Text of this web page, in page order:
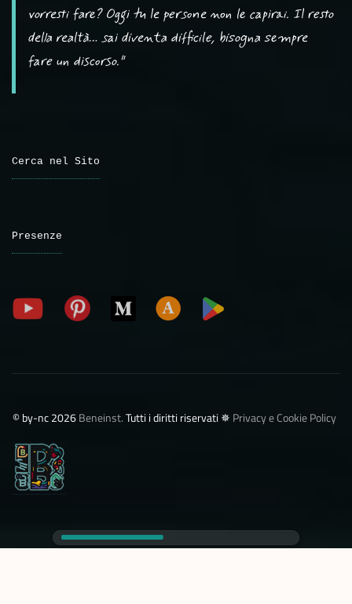
vorresti fare? Oggi tu le persone non le capirai. Il resto
della realtà… sai diventa difficile, bisogna sempre
fare un discorso."
Cerca nel Sito
Presenze
©️ by-nc 2026Beneinst.Tutti i diritti riservati ✵ Privacy e Cookie Policy